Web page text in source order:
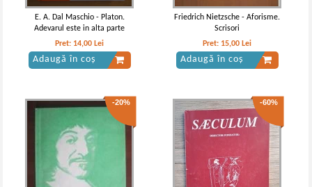
E. A. Dal Maschio - Platon.
Adevarul este in alta parte
Pret: 14,00 Lei
Adaugă în coș
Friedrich Nietzsche - Aforisme.
Scrisori
Pret: 15,00 Lei
Adaugă în coș
-20% -60%